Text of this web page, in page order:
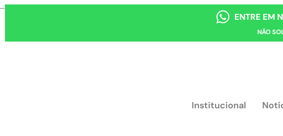
...
ENTRE EM
NÃO
Institucional